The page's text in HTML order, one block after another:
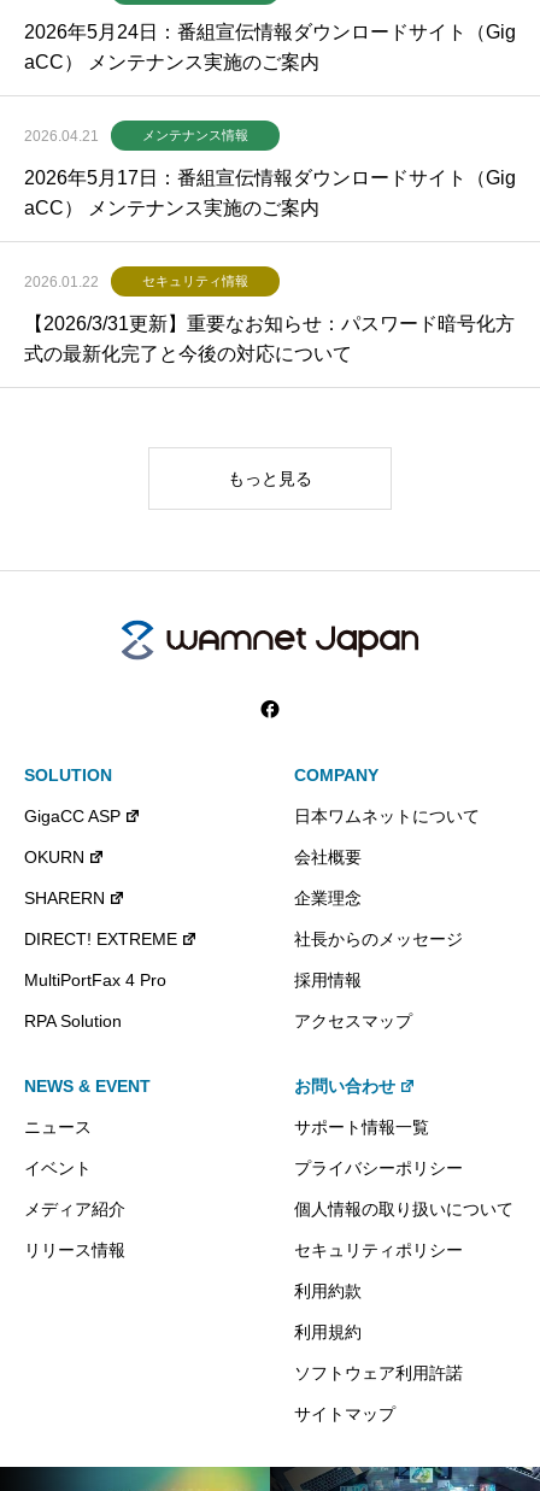
2026年5月24日：番組宣伝情報ダウンロードサイト（Gig
aCC） メンテナンス実施のご案内
2026.04.21 メンテナンス情報
2026年5月17日：番組宣伝情報ダウンロードサイト（Gig
aCC） メンテナンス実施のご案内
2026.01.22 セキュリティ情報
【2026/3/31更新】重要なお知らせ：パスワード暗号化方
式の最新化完了と今後の対応について
もっと見る
SOLUTION
GigaCC ASP
OKURN
SHARERN
DIRECT! EXTREME
MultiPortFax 4 Pro
RPA Solution
COMPANY
日本ワムネットについて
会社概要
企業理念
社長からのメッセージ
採用情報
アクセスマップ
NEWS & EVENT
ニュース
イベント
メディア紹介
リリース情報
お問い合わせ
サポート情報一覧
プライバシーポリシー
個人情報の取り扱いについて
セキュリティポリシー
利用約款
利用規約
ソフトウェア利用許諾
サイトマップ